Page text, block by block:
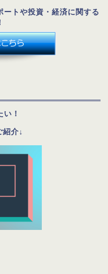
ートや投資・経済に関する
！
紹介↓